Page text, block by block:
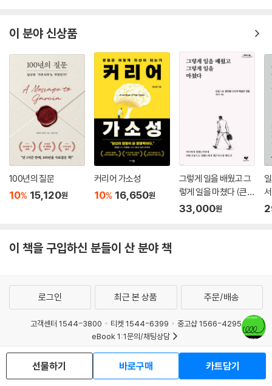
기업에 두루 사용되고 있다고 한다. 이 OGSM 전략 모델은 중장기적인 비
전을 단기적 행동으로 연결하는 데 도움이 된다. 저자는 이 전략을 사용한
이후로 목표 앞에 무너지던 일이 현저히 줄었다고 한다. 실제 OGSM 전략
모델을 효과적으로 사용하여 스페인어를 3개월 만에 마스터하기도 했는
데, 이 책에 OGSM 전략 모델 사용법을 구체적으로 담았다.
생산자가 되기 위한 3.
내 삶의 방해꾼이었던 다섯 가지 에너지 사용법
작가는 엔트로피를 줄여주는 다섯 가지 에너지, 시간-열정-욕망-감정-자
아를 찾아냈다. 이 다섯 가지의 에너지를 삶에 긍정적으로 활용하는 방법
을 자세하게 알려준다.
을 쪼개어 내가 하고 싶어 하는 일들을 ‘왜’ 해야 하는지를 명확하게 알아야
있게 된다.
-열정 : 일시적인 열정에 활활 타오르다가 이내 무기력과 번아웃에 빠지는
생활을 반복해온 저자는 열정의 온도에 대한 관점을 바꿔 생각하게 되었
다. 뜨거운 것만이 열정이 아니라는 걸 알게 되었고, 뜨거움과 차가움을 자
유자재로 구사할 줄 아는 것이 열정의 본질임을 깨달았다. 저자는 열정의
진정한 뜻을 이해하고 나면, 열정에 대한 관점과 생각, 태도를 바꿀 수 있게
이 분야 신상품
100년의 질문
10% 15,120원
커리어 가소성
10% 16,650원
그렇게 일을 배웠고 그
렇게 일을 마쳤다 (큰글
자도서)
33,000원
이 책을 구입하신 분들이 산 분야 책
선물하기 바로구매 카트담기
로그인 최근 본 상품 주문/배송
고객센터 1544-3800 티켓 1544-6399
중고샵 1566-4295
eBook 1:1문의/채팅상담
예스이십사(주) 사업자 정보
이용약관
개인정보처리방침
청소년보호정책